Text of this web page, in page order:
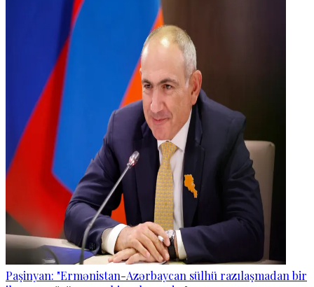
Paşinyan: "Ermənistan-Azərbaycan sülhü razılaşmadan bir